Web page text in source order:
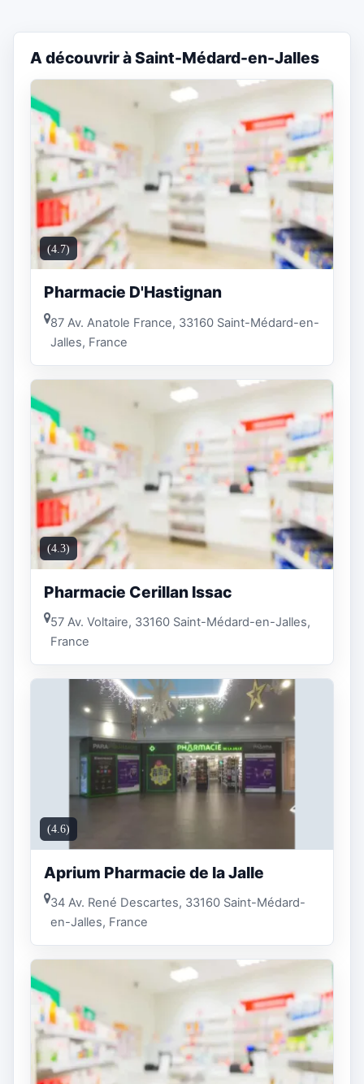
A découvrir à Saint-Médard-en-Jalles
(4.7)
Pharmacie D'Hastignan
87 Av. Anatole France, 33160 Saint-Médard-en-
Jalles, France
(4.3)
Pharmacie Cerillan Issac
57 Av. Voltaire, 33160 Saint-Médard-en-Jalles,
France
(4.6)
Aprium Pharmacie de la Jalle
34 Av. René Descartes, 33160 Saint-Médard-
en-Jalles, France